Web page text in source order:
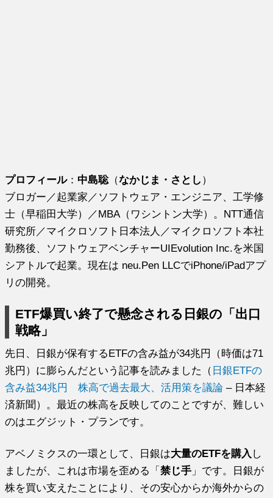
プロフィール： 中島聡（なかじま・さとし ）
ブロガー／起業家／ソフトウェア・エンジニア、工学修
士（早稲田大学）／MBA（ワシントン大学）。NTT通信
研究所／マイクロソフト日本法人／マイクロソフト本社
勤務後、ソフトウェアベンチャーUIEvolution Inc.を米国
シアトルで起業。現在は neu.Pen LLCでiPhone/iPadアプ
リの開発。
ETF爆買い終了で懸念される日銀の「出口
戦略」
先日、日銀が保有するETFの含み益が34兆円（時価は71
兆円）に膨らんだという記事を読みました（ 日銀ETFの
含み益34兆円 株高で過去最大、活用策を議論 – 日本経
済新聞）。最近の株高を反映してのことですが、難しい
のはエグジット・プランです。
アベノミクスの一環として、日銀は大量のETFを購入 し
ましたが、これは市場を歪める「禁じ手 」です。日銀が
株を買い支えたことにより、その安心からか海外からの